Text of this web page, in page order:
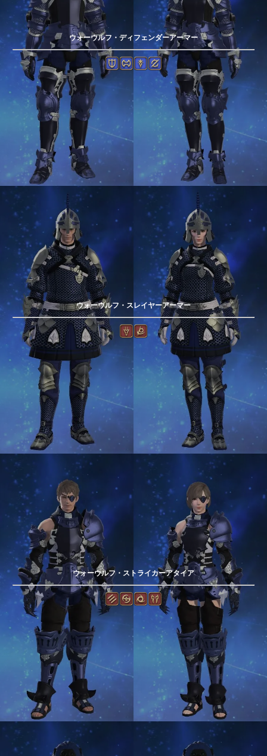
ウォーウルフ・ディフェンダーアーマー
ウォーウルフ・スレイヤーアーマー
ウォーウルフ・ストライカーアタイア